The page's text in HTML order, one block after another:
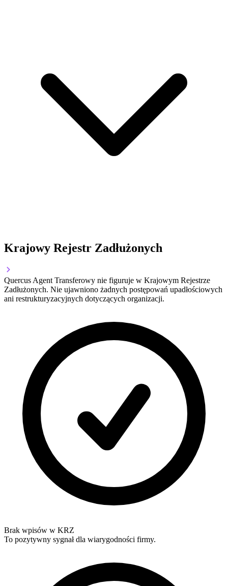
Krajowy Rejestr Zadłużonych
Quercus Agent Transferowy nie figuruje w Krajowym Rejestrze
Zadłużonych. Nie ujawniono żadnych postępowań upadłościowych
ani restrukturyzacyjnych dotyczących organizacji.
Brak wpisów w KRZ
To pozytywny sygnał dla wiarygodności firmy.